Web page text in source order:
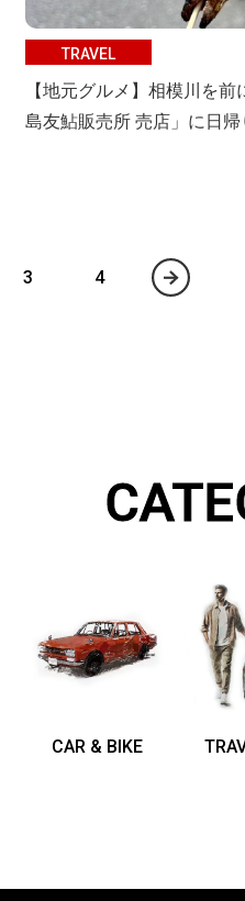
TRAVEL
【地元グルメ】相模川を
島友鮎販売所 売店」に日
3 4
CAR & BIKE